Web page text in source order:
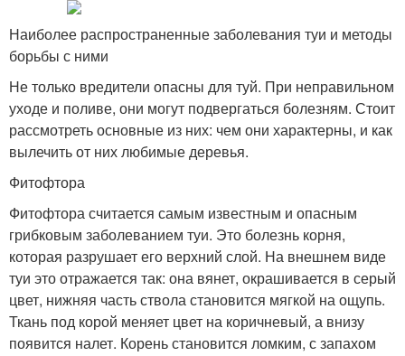
Наиболее распространенные заболевания туи и методы
борьбы с ними
Не только вредители опасны для туй. При неправильном
уходе и поливе, они могут подвергаться болезням. Стоит
рассмотреть основные из них: чем они характерны, и как
вылечить от них любимые деревья.
Фитофтора
Фитофтора считается самым известным и опасным
грибковым заболеванием туи. Это болезнь корня,
которая разрушает его верхний слой. На внешнем виде
туи это отражается так: она вянет, окрашивается в серый
цвет, нижняя часть ствола становится мягкой на ощупь.
Ткань под корой меняет цвет на коричневый, а внизу
появится налет. Корень становится ломким, с запахом